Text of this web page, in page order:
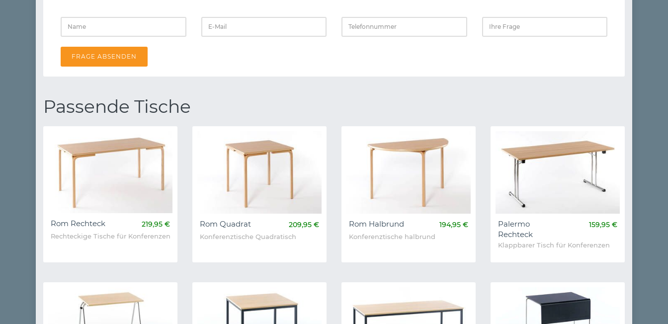
FRAGE ABSENDEN
Passende Tische
Rom Rechteck 219,95 €
Rechteckige Tische für Konferenzen
Rom Quadrat 209,95 €
Konferenztische Quadratisch
Rom Halbrund 194,95 €
Konferenztische halbrund
Palermo
Rechteck
159,95 €
Klappbarer Tisch für Konferenzen